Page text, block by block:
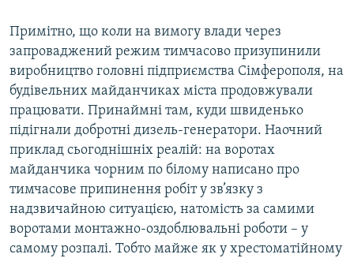
Примітно, що коли на вимогу влади через
запроваджений режим тимчасово призупинили
виробництво головні підприємства Сімферополя, на
будівельних майданчиках міста продовжували
працювати. Принаймні там, куди швиденько
підігнали добротні дизель-генератори. Наочний
приклад сьогоднішніх реалій: на воротах
майданчика чорним по білому написано про
тимчасове припинення робіт у зв’язку з
надзвичайною ситуацією, натомість за самими
воротами монтажно-оздоблювальні роботи – у
самому розпалі. Тобто майже як у хрестоматійному